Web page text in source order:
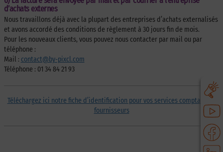
d’achats externes
Nous travaillons déjà avec la plupart des entreprises d’achats externalisés
et avons accordé des conditions de règlement à 30 jours fin de mois.
Pour les nouveaux clients, vous pouvez nous contacter par mail ou par
téléphone :
Mail : contact@by-pixcl.com
Téléphone : 01 34 84 21 93
Téléchargez ici notre fiche d’identification pour vos services comptabilité
fournisseurs